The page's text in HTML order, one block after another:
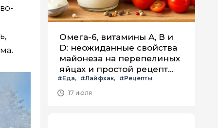
Омега-6, витамины А, В и
D: неожиданные свойства
майонеза на перепелиных
яйцах и простой рецепт
летнего салата с ним
#Еда #Лайфхак
#Рецепты
17 июля